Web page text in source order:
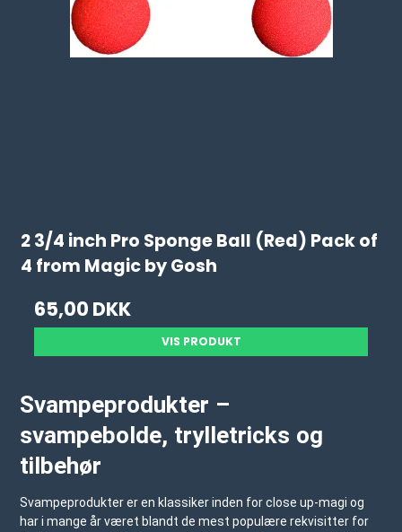
2 3/4 inch Pro Sponge Ball (Red) Pack of
4 from Magic by Gosh
65,00 DKK
VIS PRODUKT
Svampeprodukter –
svampebolde, trylletricks og
tilbehør
Svampeprodukter er en klassiker inden for close up-magi og
har i mange år været blandt de mest populære rekvisitter for